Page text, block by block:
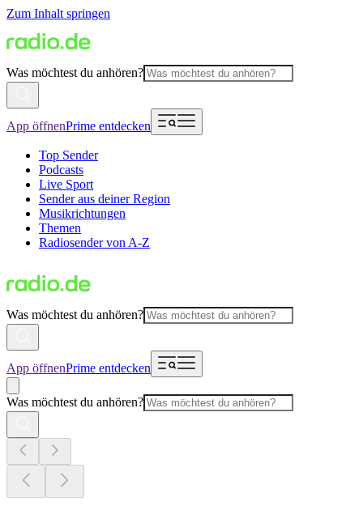
Zum Inhalt springen
Was möchtest du anhören?
App öffnenPrime entdecken
Top Sender
Podcasts
Live Sport
Sender aus deiner Region
Musikrichtungen
Themen
Radiosender von A-Z
Was möchtest du anhören?
App öffnenPrime entdecken
Was möchtest du anhören?